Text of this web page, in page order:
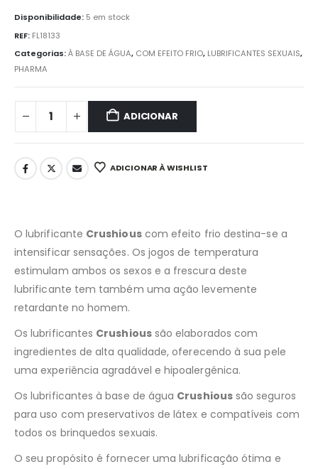
Disponibilidade: 5 em stock
REF: FL18133
Categorias:À BASE DE ÁGUA, COM EFEITO FRIO, LUBRIFICANTES SEXUAIS,
PHARMA
ADICIONAR
ADICIONAR À WISHLIST
O lubrificante Crushiouscom efeito frio destina-se a
intensificar sensações. Os jogos de temperatura
estimulam ambos os sexos e a frescura deste
lubrificante tem também uma ação levemente
retardante no homem.
Os lubrificantes Crushioussão elaborados com
ingredientes de alta qualidade, oferecendo à sua pele
uma experiência agradável e hipoalergénica.
Os lubrificantes à base de água Crushioussão seguros
para uso com preservativos de látex e compatíveis com
todos os brinquedos sexuais.
O seu propósito é fornecer uma lubrificação ótima e